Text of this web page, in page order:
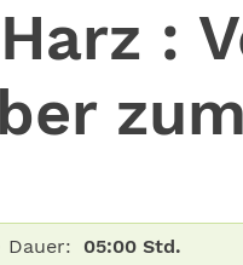
:
Dauer: 05:00 Std.